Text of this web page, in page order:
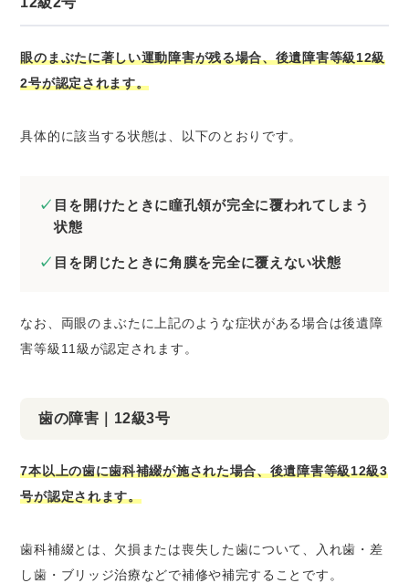
眼のまぶたに著しい運動障害が残る場合、後遺障害等級12級
2号が認定されます。
具体的に該当する状態は、以下のとおりです。
目を開けたときに瞳孔領が完全に覆われてしまう
状態
目を閉じたときに角膜を完全に覆えない状態
なお、両眼のまぶたに上記のような症状がある場合は後遺障
害等級11級が認定されます。
歯の障害｜12級3号
7本以上の歯に歯科補綴が施された場合、後遺障害等級12級3
号が認定されます。
歯科補綴とは、欠損または喪失した歯について、入れ歯・差
し歯・ブリッジ治療などで補修や補完することです。